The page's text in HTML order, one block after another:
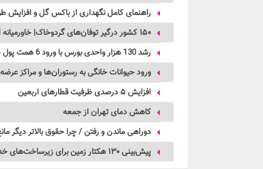
راهنمای کامل نگهداری از باکس گل و افزایش
۱۵۰ کشور درگیر توفان‌های گردوخاک| خاورمیانه از کانون‌های اصلی این بحران جهانی است
رشد 130 هزار واحدی بورس با ورود 6 همت پول حقیقی/ صف خرید 700 نماد
ورود حیوانات خانگی به رستوران‌ها و مراکز
افزایش ۵ درصدی ظرفیت قطارهای اربعین
کاهش دمای تهران از جمعه
دوراهی ماندن و رفتن / چرا حقوق بالاتر دیگر
پیش‌بینی ۱۳۰ هکتار زمین برای زیرساخت‌های خدماتی راه‌آهن چابهار – زاهدان